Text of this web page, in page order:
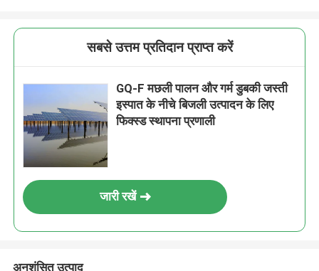
सबसे उत्तम प्रतिदान प्राप्त करें
GQ-F मछली पालन और गर्म डुबकी जस्ती
इस्पात के नीचे बिजली उत्पादन के लिए
फिक्स्ड स्थापना प्रणाली
जारी रखें
अनुशंसित उत्पाद